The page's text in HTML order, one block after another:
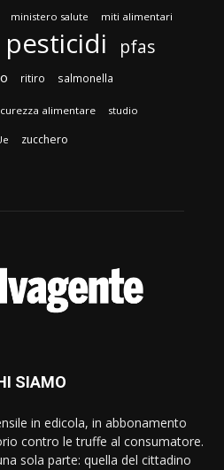
ministero salute miti alimentari
pesticidi pfas
ritiro salmonella
alimentare studio
zucchero
SIAMO
in edicola, in abbonamento
contro le truffe al consumatore.
sola parte: quella del cittadino